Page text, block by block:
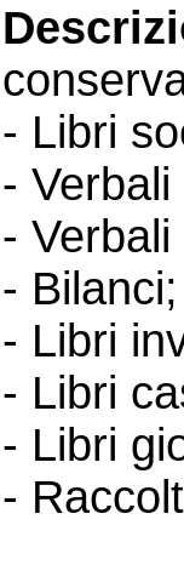
- Libri
-
-
- Bilanci;
- Libri
- Libri
- Libri
-